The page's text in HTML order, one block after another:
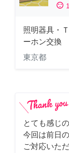
sentiment_satisfied
照明器具・
ーホン交換
東京都
とても感じ
今回は前日
ご対応いた